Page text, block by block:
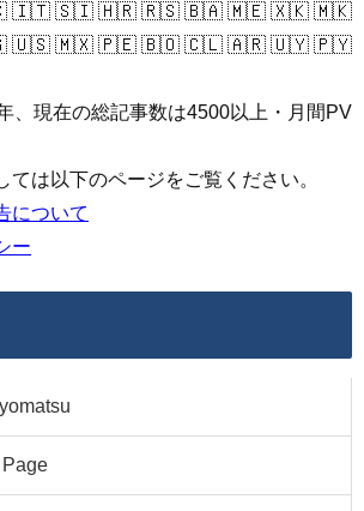
🇮🇹 🇸🇮 🇭🇷 🇷🇸 🇧🇦 🇲🇪 🇽🇰 🇲🇰
🇺🇸 🇲🇽 🇵🇪 🇧🇴 🇨🇱 🇦🇷 🇺🇾 🇵🇾
、現在の総記事数は4500以上・月間PV
ては以下のページをご覧ください。
について
ー